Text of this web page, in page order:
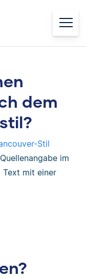
dem
Stil
im
Text mit einer